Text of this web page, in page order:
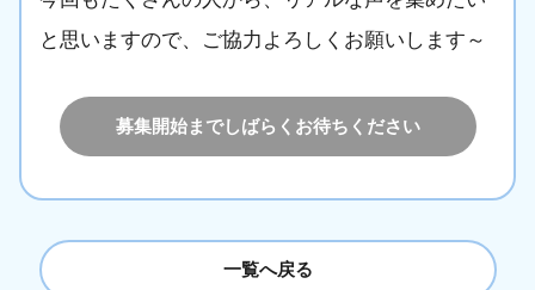
と思いますので、ご協力よろしくお願いします～
募集開始までしばらくお待ちください
一覧へ戻る